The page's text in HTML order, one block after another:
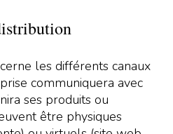
les différents canaux
communiquera avec
ses produits ou
être physiques